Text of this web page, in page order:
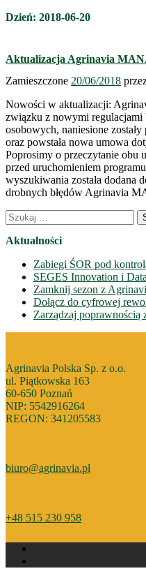
Dzień: 2018-06-20
Aktualizacja Agrinavia
Zamieszczone 20/06/2018
Nowości w aktualizacji:
związku z nowymi
osobowych, naniesione
oraz powstała nowa umowa
Poprosimy o przeczytanie obu
przed uruchomieniem
wyszukiwania została dodana
drobnych błędów Agrinavia
Nawigacja
wpisów
Szukaj:
Aktualności
Zabiegi ŚOR pod
SEGES Innovation i
Zamknij sezon z
Dołącz do cyfrowej
Zarządzaj poprawnością
Agrinavia Polska Sp. z o.o.
ul. Piątkowska 163
60-650 Poznań
NIP: 5542916264
REGON: 341205583
biuro@agrinavia.pl
+48 515 230 958